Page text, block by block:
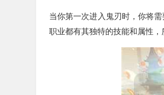
当你第一次进入鬼刃时，你将
职业都有其独特的技能和属性，